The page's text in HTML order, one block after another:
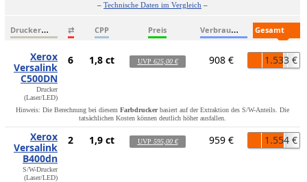
– Technische Daten im Vergleich –
D
ruckername ⇄ CPP Preis V
erbrauchsmaterialien
Xerox
Versalink
C500DN
Drucker
(Laser/LED)
6 1,8 ct UVP 625,00 € 908 € 1.533 €
Hinweis: Die Berechnung bei diesem Farbdruckerbasiert auf der Extraktion des S/W-Anteils. Die
tatsächlichen Kosten können deutlich höher ausfallen.
Xerox
Versalink
B400dn
S/W-Drucker
(Laser/LED)
2 1,9 ct UVP 595,00 € 959 € 1.554 €